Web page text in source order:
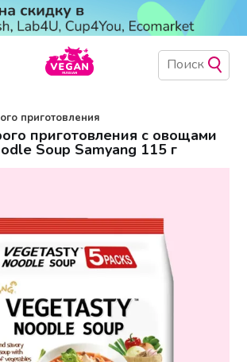
приготовления
приготовления с овощами
Soup Samyang 115 г